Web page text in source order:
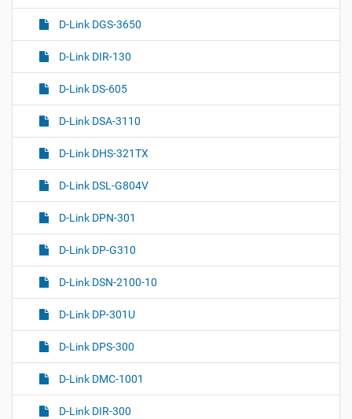
D-Link DGS-3650
D-Link DIR-130
D-Link DS-605
D-Link DSA-3110
D-Link DHS-321TX
D-Link DSL-G804V
D-Link DPN-301
D-Link DP-G310
D-Link DSN-2100-10
D-Link DP-301U
D-Link DPS-300
D-Link DMC-1001
D-Link DIR-300